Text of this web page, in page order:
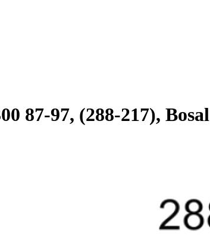
87-97, (288-217), Bosal